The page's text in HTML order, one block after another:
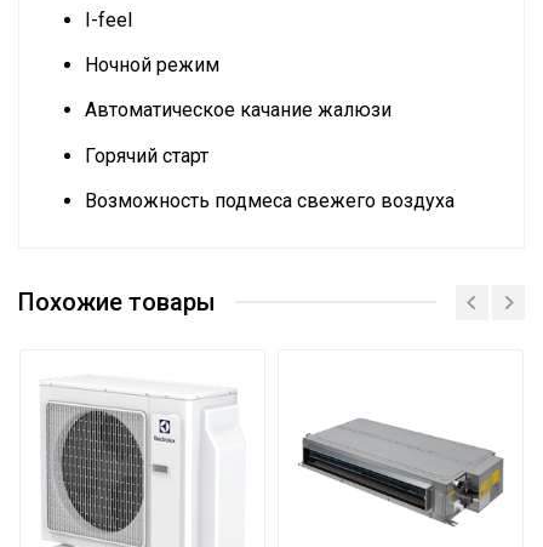
I-feel
Ночной режим
Автоматическое качание жалюзи
Горячий старт
Возможность подмеса свежего воздуха
производительность
Управление c
мобильного приложения
по Wi-Fi
Нет
Система
самодиагностики
Похожие товары